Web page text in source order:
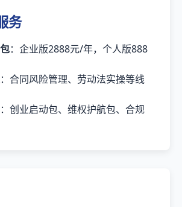
务
：企业版2888元/年，个人版888
：合同风险管理、劳动法实操等线
：创业启动包、维权护航包、合规